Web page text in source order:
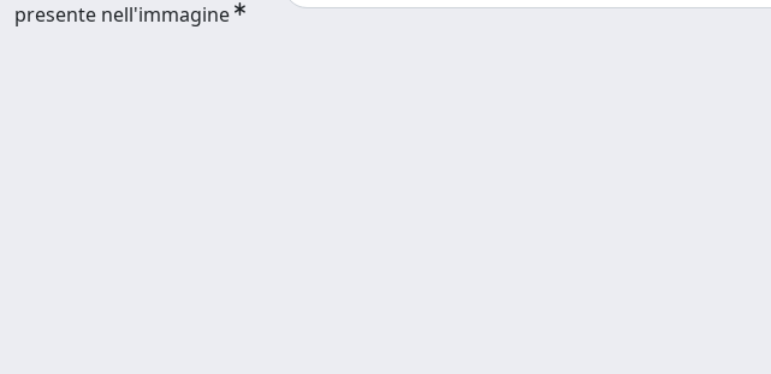
presente nell'immagine